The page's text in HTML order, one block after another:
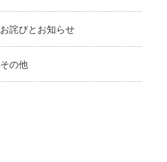
お詫びとお知らせ
その他